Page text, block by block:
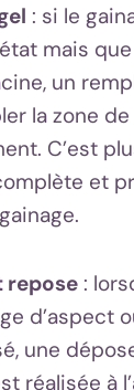
: si le
mais
un
la zone
C’est
et
repose :
d’aspect
une
réalisée à